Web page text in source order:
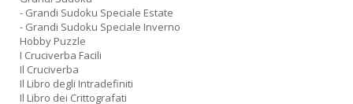
- Grandi Sudoku Speciale Estate
- Grandi Sudoku Speciale Inverno
Hobby Puzzle
I Cruciverba Facili
Il Cruciverba
Il Libro degli Intradefiniti
Il Libro dei Crittografati